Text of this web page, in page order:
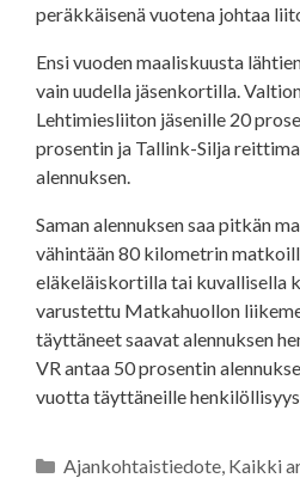
peräkkäisenä vuotena johtaa
Ensi vuoden maaliskuusta
vain uudella jäsenkortilla.
Lehtimiesliiton jäsenille 20
prosentin ja Tallink-Silja
alennuksen.
Saman alennuksen saa pitkän
vähintään 80 kilometrin
eläkeläiskortilla tai kuvallisella
varustettu Matkahuollon
täyttäneet saavat alennuksen
VR antaa 50 prosentin
vuotta täyttäneille
Kategoriat
Ajankohtaistiedote, Kaikki